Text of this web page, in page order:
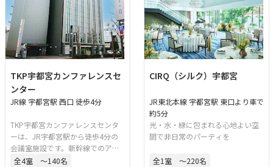
TKP宇都宮カンファレンスセ
ンター
JR線 宇都宮駅 西口 徒歩4分
TKP宇都宮カンファレンスセンタ
ーは、JR宇都宮駅から徒歩4分の
会議室施設です。新幹線でのアク
セスにも便利で、会議やセミナー
全4室 〜140名
CIRQ（シルク）宇都宮
JR東北本線 宇都宮駅 東口より車で
約5分
光・水・緑に包まれる心地よい空
間で非日常のパーティを
全1 室 〜220名